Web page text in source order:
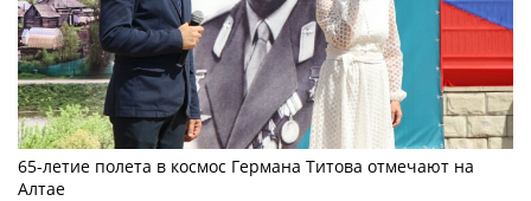
65-летие полета в космос Германа Титова отмечают на
Алтае